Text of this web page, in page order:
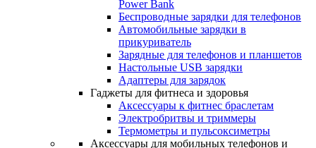
Power Bank
Беспроводные зарядки для телефонов
Автомобильные зарядки в
прикуриватель
Зарядные для телефонов и планшетов
Настольные USB зарядки
Адаптеры для зарядок
Гаджеты для фитнеса и здоровья
Аксессуары к фитнес браслетам
Электробритвы и триммеры
Термометры и пульсоксиметры
Аксессуары для мобильных телефонов и